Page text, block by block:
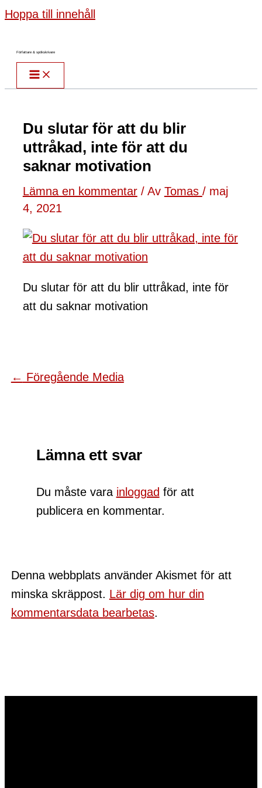
Hoppa till innehåll
Författare & spökskrivare
Du slutar för att du blir
uttråkad, inte för att du
saknar motivation
Lämna en kommentar / Av Tomas / maj
4, 2021
Du slutar för att du blir uttråkad, inte för
att du saknar motivation
← Föregående Media
Lämna ett svar
Du måste vara inloggad för att
publicera en kommentar.
Denna webbplats använder Akismet för att
minska skräppost. Lär dig om hur din
kommentarsdata bearbetas.